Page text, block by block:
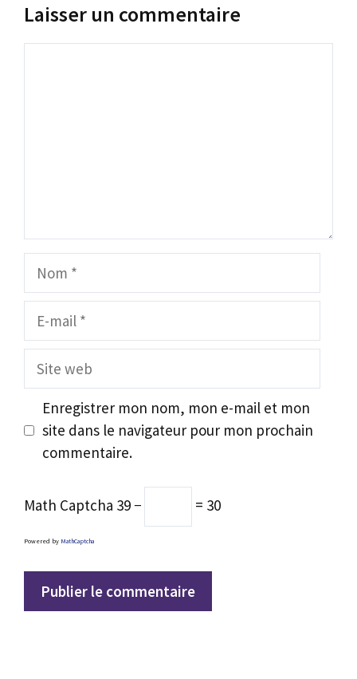
Laisser un commentaire
Nom
Site
Enregistrer mon nom, mon e-mail et mon
site dans le navigateur pour mon prochain
commentaire.
Math Captcha 39 − = 30
Powered by MathCaptcha